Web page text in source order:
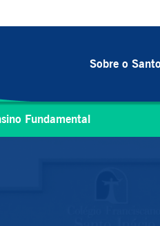
Sobre o
Fundamental